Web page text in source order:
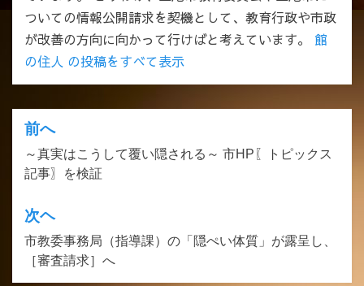
ついての情報公開請求を契機として、教育行政や市政
が改善の方向に向かって行けばと考えています。 館
の住人 の投稿をすべて表示
投
稿
ナ
ビ
ゲ
ー
前へ
～真実はこうして覆い隠される～ 市HP〖トピックス
記事〗を検証
次ヘ
市教委事務局（指導課）の「隠ぺい体質」が露呈し、
［審査請求］へ